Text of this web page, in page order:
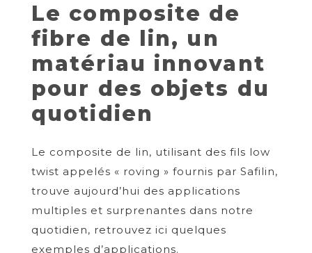
Le composite de
fibre de lin, un
matériau innovant
pour des objets du
quotidien
Le composite de lin, utilisant des fils low
twist appelés « roving » fournis par Safilin,
trouve aujourd’hui des applications
multiples et surprenantes dans notre
quotidien, retrouvez ici quelques
exemples d’applications.